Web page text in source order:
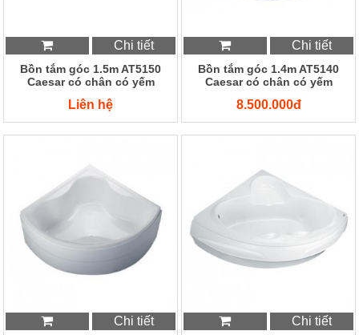
Chi tiết
Bồn tắm góc 1.5m AT5150
Caesar có chân có yếm
Liên hệ
Chi tiết
Bồn tắm góc 1.4m AT5140
Caesar có chân có yếm
8.500.000đ
Chi tiết Chi tiết